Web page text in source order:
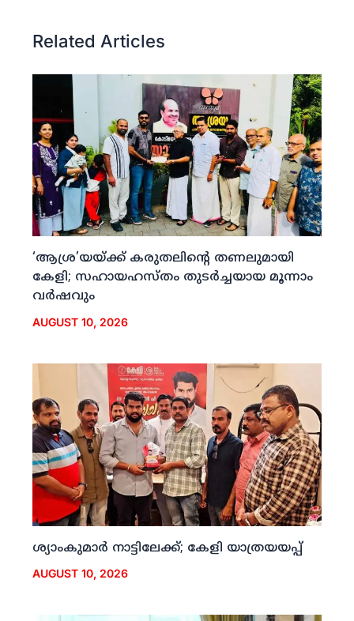
Related Articles
‘ആശ്ര’യയ്ക്ക് കരുതലിന്റെ തണലുമായി
കേളി; സഹായഹസ്തം തുടര്‍ച്ചയായ മൂന്നാം
വര്‍ഷവും
AUGUST 10, 2026
ശ്യാംകുമാര്‍ നാട്ടിലേക്ക്; കേളി യാത്രയയപ്പ്
AUGUST 10, 2026